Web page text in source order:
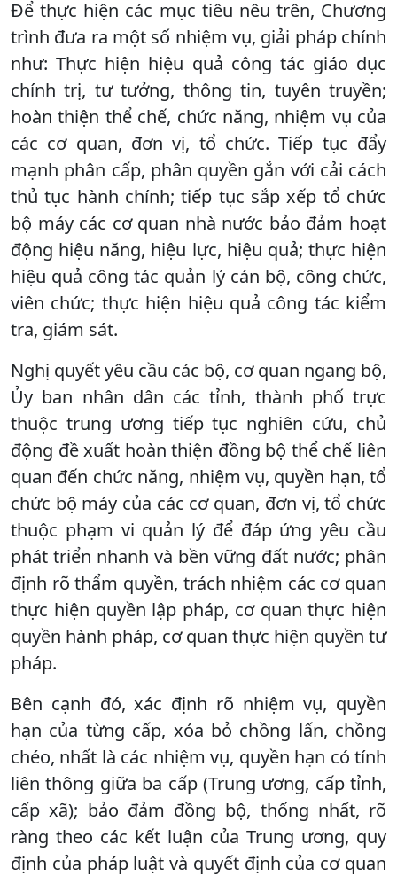
Để thực hiện các mục tiêu nêu trên, Chương
trình đưa ra một số nhiệm vụ, giải pháp chính
như: Thực hiện hiệu quả công tác giáo dục
chính trị, tư tưởng, thông tin, tuyên truyền;
hoàn thiện thể chế, chức năng, nhiệm vụ của
các cơ quan, đơn vị, tổ chức. Tiếp tục đẩy
mạnh phân cấp, phân quyền gắn với cải cách
thủ tục hành chính; tiếp tục sắp xếp tổ chức
bộ máy các cơ quan nhà nước bảo đảm hoạt
động hiệu năng, hiệu lực, hiệu quả; thực hiện
hiệu quả công tác quản lý cán bộ, công chức,
viên chức; thực hiện hiệu quả công tác kiểm
tra, giám sát.
Nghị quyết yêu cầu các bộ, cơ quan ngang bộ,
Ủy ban nhân dân các tỉnh, thành phố trực
thuộc trung ương tiếp tục nghiên cứu, chủ
động đề xuất hoàn thiện đồng bộ thể chế liên
quan đến chức năng, nhiệm vụ, quyền hạn, tổ
chức bộ máy của các cơ quan, đơn vị, tổ chức
thuộc phạm vi quản lý để đáp ứng yêu cầu
phát triển nhanh và bền vững đất nước; phân
định rõ thẩm quyền, trách nhiệm các cơ quan
thực hiện quyền lập pháp, cơ quan thực hiện
quyền hành pháp, cơ quan thực hiện quyền tư
pháp.
Bên cạnh đó, xác định rõ nhiệm vụ, quyền
hạn của từng cấp, xóa bỏ chồng lấn, chồng
chéo, nhất là các nhiệm vụ, quyền hạn có tính
liên thông giữa ba cấp (Trung ương, cấp tỉnh,
cấp xã); bảo đảm đồng bộ, thống nhất, rõ
ràng theo các kết luận của Trung ương, quy
định của pháp luật và quyết định của cơ quan